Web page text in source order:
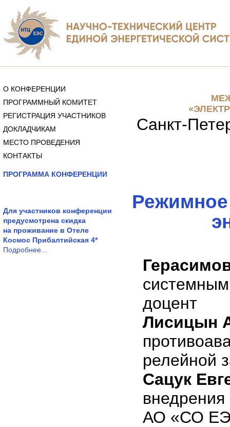
О КОНФЕРЕНЦИИ
ПРОГРАММНЫЙ КОМИТЕТ
РЕГИСТРАЦИЯ УЧАСТНИКОВ
ДОКЛАДЧИКАМ
МЕСТО ПРОВЕДЕНИЯ
КОНТАКТЫ
ПРОГРАММА КОНФЕРЕНЦИИ
Для участников конференции
предусмотрена скидка
на проживание в Отеле
Космос Прибалтийская 4*
Подробнее...
Санкт-
доцент
Лисицын
релейной
Сацук
АО «СО